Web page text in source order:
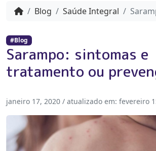
Blog Saúde Integral
#Blog
Sarampo: sintomas e
tratamento ou
janeiro 17, 2020 / atualizado em: fevereiro